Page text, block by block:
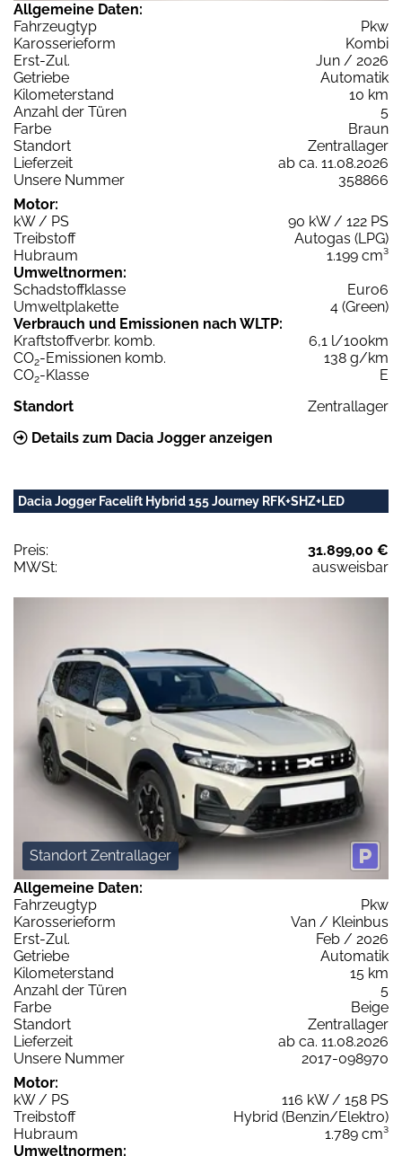
Allgemeine Daten:
Fahrzeugtyp
Pkw
Karosserieform
Kombi
Erst-Zul.
Jun / 2026
Getriebe
Automatik
Kilometerstand
10 km
Anzahl der Türen
5
Farbe
Braun
Standort
Zentrallager
Lieferzeit
ab ca. 11.08.2026
Unsere Nummer
358866
Motor:
kW / PS
90 kW / 122 PS
Treibstoff
Autogas (LPG)
Hubraum
1.199 cm³
Umweltnormen:
Schadstoffklasse
Euro6
Umweltplakette
4 (Green)
Verbrauch und Emissionen nach WLTP:
Kraftstoffverbr. komb.
6,1 l/100km
CO2-Emissionen komb.
138 g/km
CO2-Klasse
E
Standort
Zentrallager
Details zum Dacia Jogger anzeigen
Dacia Jogger Facelift Hybrid 155 Journey RFK+SHZ+LED
Preis:
31.899,00 €
MWSt:
ausweisbar
Standort Zentrallager
Allgemeine Daten:
Fahrzeugtyp
Pkw
Karosserieform
Van / Kleinbus
Erst-Zul.
Feb / 2026
Getriebe
Automatik
Kilometerstand
15 km
Anzahl der Türen
5
Farbe
Beige
Standort
Zentrallager
Lieferzeit
ab ca. 11.08.2026
Unsere Nummer
2017-098970
Motor:
kW / PS
116 kW / 158 PS
Treibstoff
Hybrid (Benzin/Elektro)
Hubraum
1.789 cm³
Umweltnormen: